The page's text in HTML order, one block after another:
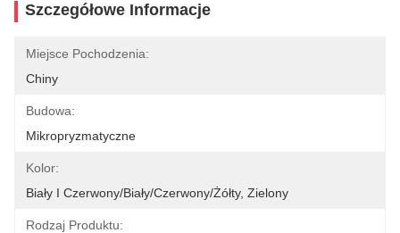
Szczegółowe Informacje
Miejsce Pochodzenia:
Chiny
Budowa:
Mikropryzmatyczne
Kolor:
Biały I Czerwony/biały/czerwony/żółty, Zielony
Rodzaj Produktu: